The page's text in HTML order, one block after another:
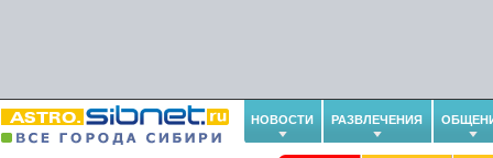
НОВОСТИ РАЗВЛЕЧЕНИЯ